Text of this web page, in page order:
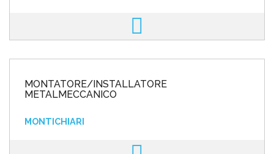
MONTATORE/INSTALLATORE
METALMECCANICO
MONTICHIARI